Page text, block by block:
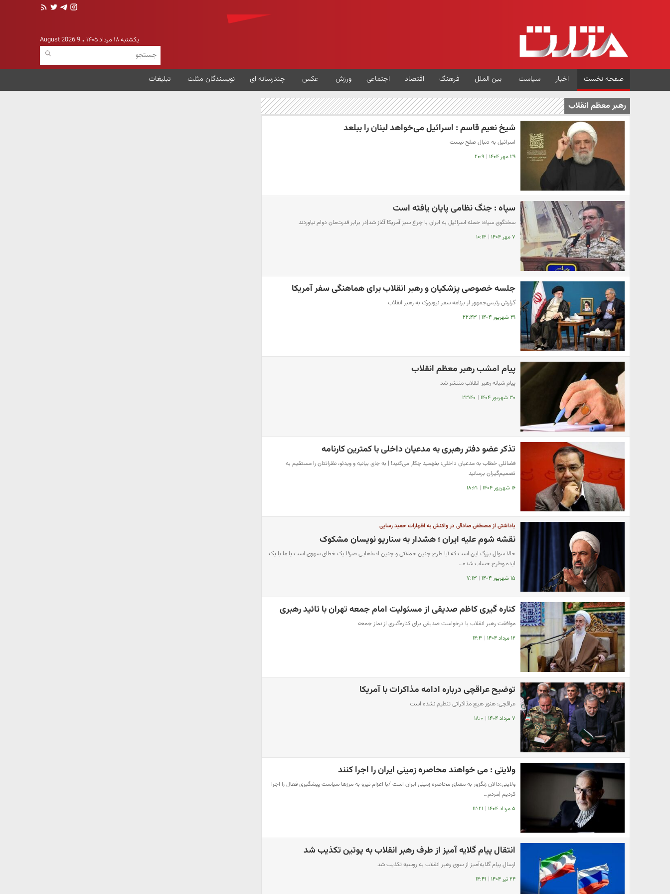
یکشنبه ۱۸ مرداد ۱۴۰۵ 9 August 2026
صفحه نخست اخبار سیاست بین الملل فرهنگ اقتصاد اجتماعی ورزش عکس چندرسانه ای نویسندگان مثلث تبلیغات
رهبر معظم انقلاب
شیخ نعیم قاسم : اسرائیل می‌خواهد لبنان را ببلعد
اسرائیل به دنبال صلح نیست
۲۹ مهر ۱۴۰۴ | ۲۰:۹
سپاه : جنگ نظامی پایان یافته است
سخنگوی سپاه: حمله اسرائیل به ایران با چراغ سبز آمریکا آغاز شد|در برابر قدرت‌مان دوام نیاوردند
۷ مهر ۱۴۰۴ | ۱۰:۱۴
جلسه خصوصی پزشکیان و رهبر انقلاب برای هماهنگی سفر آمریکا
گزارش رئیس‌جمهور از برنامه سفر نیویورک به رهبر انقلاب
۳۱ شهریور ۱۴۰۴ | ۲۲:۴۳
پیام امشب رهبر معظم انقلاب
پیام شبانه رهبر انقلاب منتشر شد
۳۰ شهریور ۱۴۰۴ | ۲۳:۴۰
تذکر عضو دفتر رهبری به مدعیان داخلی با کمترین کارنامه
فضائلی خطاب به مدعیان داخلی: بفهمید چکار می‌کنید! | به جای بیانیه و ویدئو، نظراتتان را مستقیم به
تصمیم‌گیران برسانید
۱۶ شهریور ۱۴۰۴ | ۱۸:۲۱
یاداشتی از مصطفی صادقی در واکنش به اظهارات حمید رسایی
نقشه شوم علیه ایران ؛ هشدار به سناریو نویسان مشکوک
حالا سوال بزرگ این است که آیا طرح چنین جملاتی و چنین ادعاهایی صرفا یک خطای سهوی است یا ما با یک
ایده وطرح حساب شده…
۱۵ شهریور ۱۴۰۴ | ۷:۱۳
کناره گیری کاظم صدیقی از مسئولیت امام جمعه تهران با تائید رهبری
موافقت رهبر انقلاب با درخواست صدیقی برای کناره‌گیری از نماز جمعه
۱۲ مرداد ۱۴۰۴ | ۱۴:۳
توضیح عراقچی درباره ادامه مذاکرات با آمریکا
عراقچی: هنوز هیچ مذاکراتی تنظیم نشده است
۷ مرداد ۱۴۰۴ | ۱۸:۰
ولایتی : می خواهند محاصره زمینی ایران را اجرا کنند
ولایتی:دالان زنگزور به معنای محاصره زمینی ایران است /با اعزام نیرو به مرزها سیاست پیشگیری فعال را اجرا
کردیم |مردم…
۵ مرداد ۱۴۰۴ | ۱۲:۲۱
انتقال پیام گلایه آمیز از طرف رهبر انقلاب به پوتین تکذیب شد
ارسال پیام گلایه‌آمیز از سوی رهبر انقلاب به روسیه تکذیب شد
۲۴ تیر ۱۴۰۴ | ۱۴:۴۱